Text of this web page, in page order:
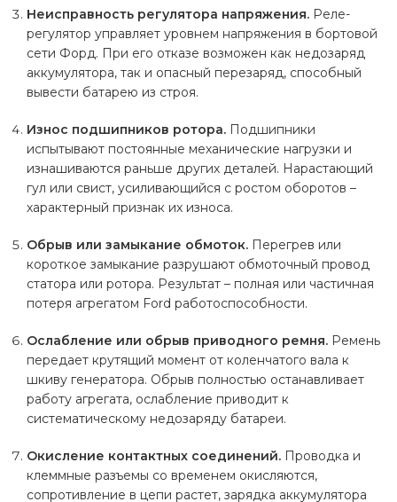
Неисправность регулятора напряжения. Реле-
регулятор управляет уровнем напряжения в бортовой
сети Форд. При его отказе возможен как недозаряд
аккумулятора, так и опасный перезаряд, способный
вывести батарею из строя.
Износ подшипников ротора. Подшипники
испытывают постоянные механические нагрузки и
изнашиваются раньше других деталей. Нарастающий
гул или свист, усиливающийся с ростом оборотов –
характерный признак их износа.
Обрыв или замыкание обмоток. Перегрев или
короткое замыкание разрушают обмоточный провод
статора или ротора. Результат – полная или частичная
потеря агрегатом Ford работоспособности.
Ослабление или обрыв приводного ремня. Ремень
передает крутящий момент от коленчатого вала к
шкиву генератора. Обрыв полностью останавливает
работу агрегата, ослабление приводит к
систематическому недозаряду батареи.
Окисление контактных соединений. Проводка и
клеммные разъемы со временем окисляются,
сопротивление в цепи растет, зарядка аккумулятора